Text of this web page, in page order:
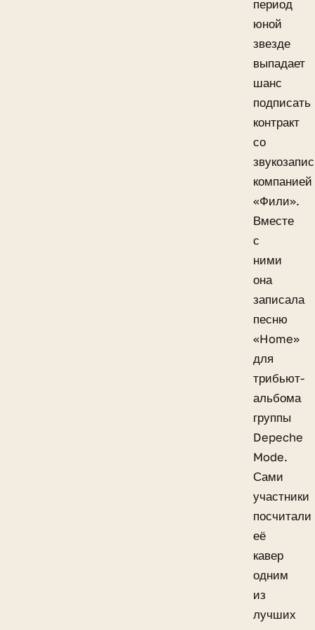
период
юной
звезде
выпадает
шанс
подписать
контракт
со
компанией
«Фили».
Вместе
с
ними
она
записала
песню
«Home»
для
трибьют-
альбома
группы
Depeche
Mode.
Сами
участники
посчитали
её
кавер
одним
из
лучших